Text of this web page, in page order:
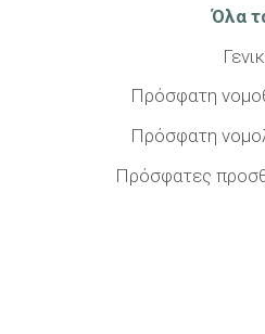
Όλα
Πρόσφατη
Πρόσφατη
Πρόσφατες